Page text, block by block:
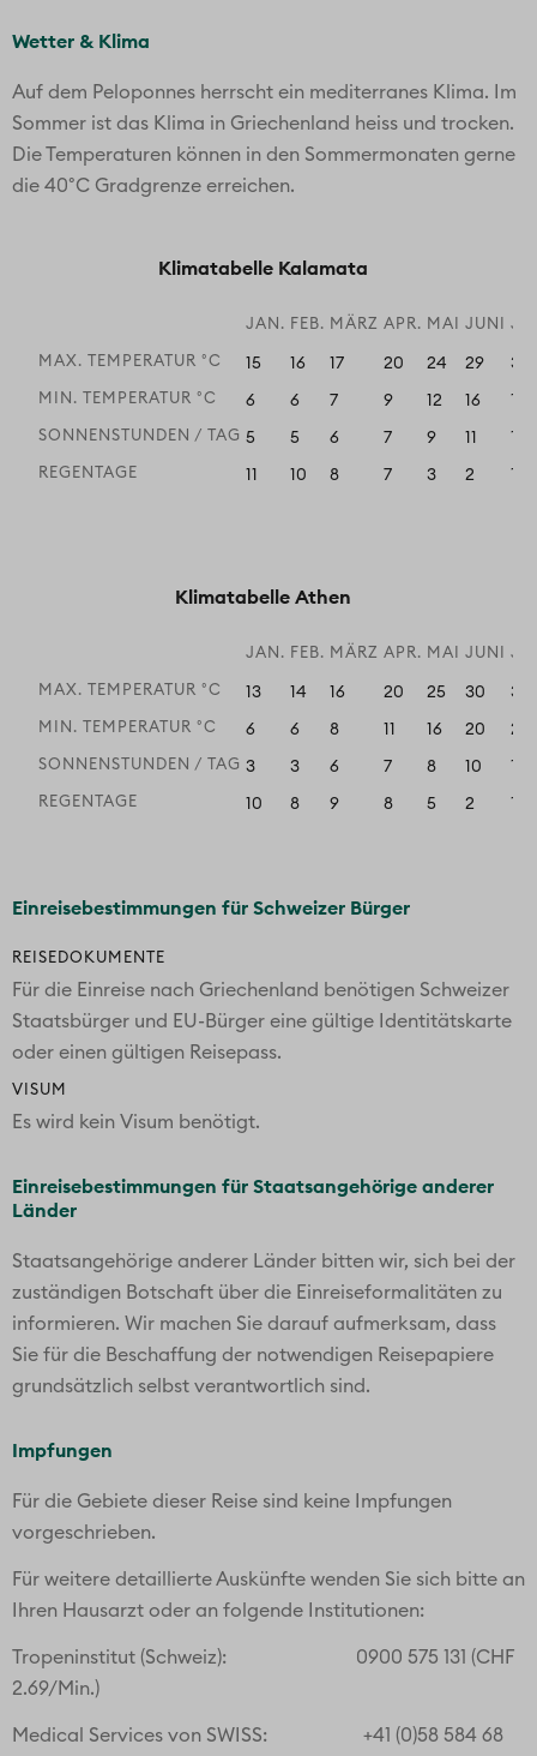
Wetter & Klima
Auf dem Peloponnes herrscht ein mediterranes Klima. Im
Sommer ist das Klima in Griechenland heiss und trocken.
Die Temperaturen können in den Sommermonaten gerne
die 40°C Gradgrenze erreichen.
Klimatabelle Kalamata
JAN. FEB. MÄRZ APR. MAI JUNI
MAX. TEMPERATUR °C 15 16 17 20 24 29 31
MIN. TEMPERATUR °C 6 6 7 9 12 16 18
SONNENSTUNDEN / TAG 5 5 6 7 9 11 12
REGENTAGE 11 10 8 7 3 2 1
Klimatabelle Athen
JAN. FEB. MÄRZ APR. MAI JUNI
MAX. TEMPERATUR °C 13 14 16 20 25 30 33
MIN. TEMPERATUR °C 6 6 8 11 16 20 23
SONNENSTUNDEN / TAG 3 3 6 7 8 10 11
REGENTAGE 10 8 9 8 5 2 1
Einreisebestimmungen für Schweizer Bürger
REISEDOKUMENTE
Für die Einreise nach Griechenland benötigen Schweizer
Staatsbürger und EU-Bürger eine gültige Identitätskarte
oder einen gültigen Reisepass.
VISUM
Es wird kein Visum benötigt.
Einreisebestimmungen für Staatsangehörige anderer
Länder
Staatsangehörige anderer Länder bitten wir, sich bei der
zuständigen Botschaft über die Einreiseformalitäten zu
informieren. Wir machen Sie darauf aufmerksam, dass
Sie für die Beschaffung der notwendigen Reisepapiere
grundsätzlich selbst verantwortlich sind.
Impfungen
Für die Gebiete dieser Reise sind keine Impfungen
vorgeschrieben.
Für weitere detaillierte Auskünfte wenden Sie sich bitte an
Ihren Hausarzt oder an folgende Institutionen:
Tropeninstitut (Schweiz): 0900 575 131 (CHF
2.69/Min.)
Medical Services von SWISS: +41 (0)58 584 68